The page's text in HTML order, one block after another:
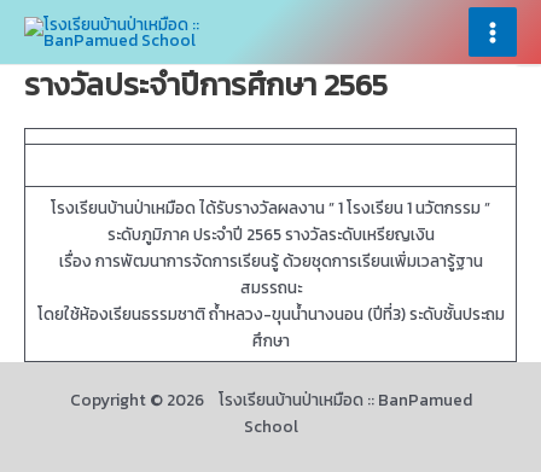
Skip
content
Main
รางวัลประจำปีการศึกษา 2565
โรงเรียนบ้านป่าเหมือด ได้รับรางวัลผลงาน ” 1 โรงเรียน 1 นวัตกรรม ”
ระดับภูมิภาค ประจำปี 2565 รางวัลระดับเหรียญเงิน
เรื่อง การพัฒนาการจัดการเรียนรู้ ด้วยชุดการเรียนเพิ่มเวลารู้ฐาน
สมรรถนะ
โดยใช้ห้องเรียนธรรมชาติ ถ้ำหลวง-ขุนน้ำนางนอน (ปีที่3) ระดับชั้นประถม
ศึกษา
Copyright © 2026 โรงเรียนบ้านป่าเหมือด :: BanPamued
School